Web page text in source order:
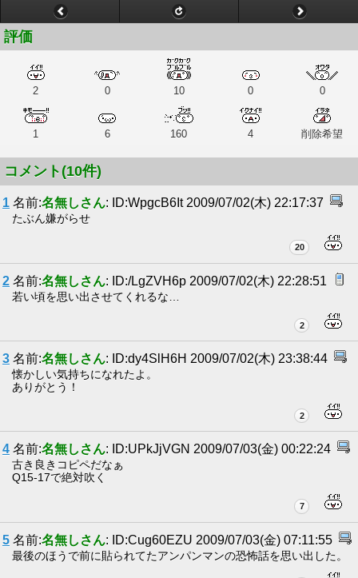
評価
2 0 10 0 0
1 6 160 4 削除希望
コメント(10件)
1 名前:名無しさん: ID:WpgcB6It 2009/07/02(木) 22:17:37
たぶん嫌がらせ
20
2 名前:名無しさん: ID:/LgZVH6p 2009/07/02(木) 22:28:51
若い頃を思い出させてくれるな…
2
3 名前:名無しさん: ID:dy4SlH6H 2009/07/02(木) 23:38:44
懐かしい気持ちになれたよ。
ありがとう！
2
4 名前:名無しさん: ID:UPkJjVGN 2009/07/03(金) 00:22:24
古き良きコピペだなぁ
Q15-17で絶対吹く
7
5 名前:名無しさん: ID:Cug60EZU 2009/07/03(金) 07:11:55
最後のほうで前に貼られてたアンパンマンの恐怖話を思い出した。